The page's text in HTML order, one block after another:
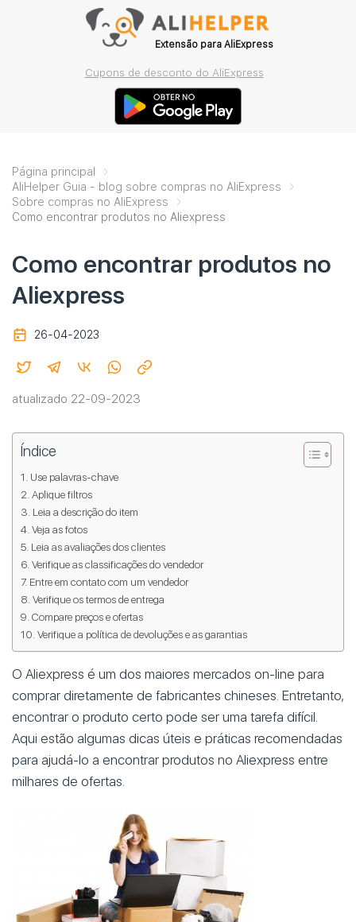
Extensão para AliExpress
Cupons de desconto do AliExpress
Página principal
AliHelper Guia - blog sobre compras no AliExpress
Sobre compras no AliExpress
Como encontrar produtos no Aliexpress
Como encontrar produtos no
Aliexpress
26-04-2023
atualizado 22-09-2023
Índice
Use palavras-chave
Aplique filtros
Leia a descrição do item
Veja as fotos
Leia as avaliações dos clientes
Verifique as classificações do vendedor
Entre em contato com um vendedor
Verifique os termos de entrega
Compare preços e ofertas
Verifique a política de devoluções e as garantias
O Aliexpress é um dos maiores mercados on-line para
comprar diretamente de fabricantes chineses. Entretanto,
encontrar o produto certo pode ser uma tarefa difícil.
Aqui estão algumas dicas úteis e práticas recomendadas
para ajudá-lo a encontrar produtos no Aliexpress entre
milhares de ofertas.